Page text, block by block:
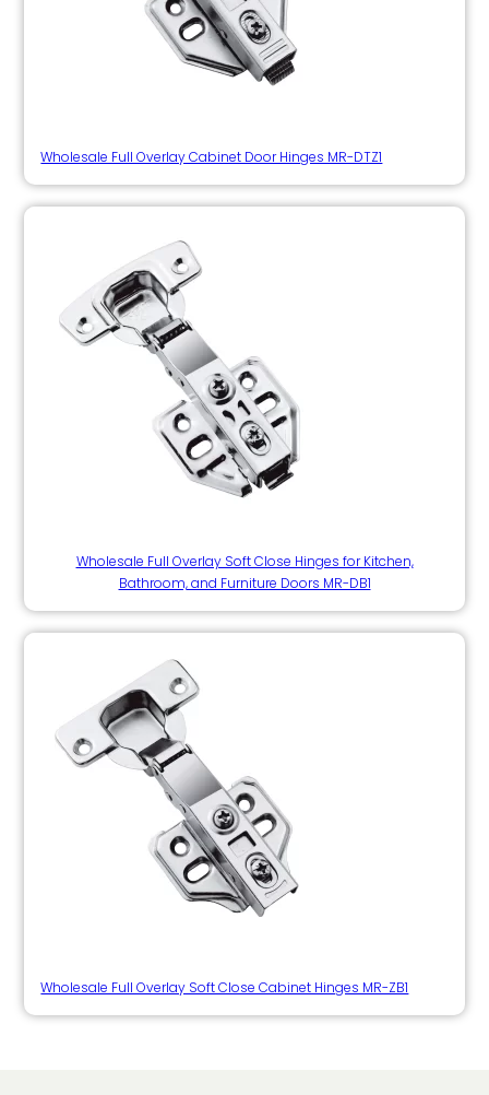
Wholesale Full Overlay Cabinet Door Hinges MR-DTZ1
Wholesale Full Overlay Soft Close Hinges for Kitchen,
Bathroom, and Furniture Doors MR-DB1
Wholesale Full Overlay Soft Close Cabinet Hinges MR-ZB1